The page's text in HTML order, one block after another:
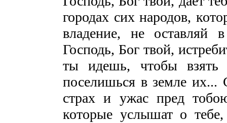
городах сих народов,
владение, не
Господь, Бог твой,
ты идешь, чтобы
поселишься в земле их...
страх и ужас пред
которые услышат о